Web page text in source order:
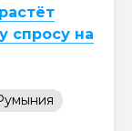
спросу на